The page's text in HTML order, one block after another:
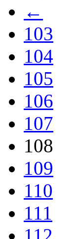
←
103
104
105
106
107
108
109
110
111